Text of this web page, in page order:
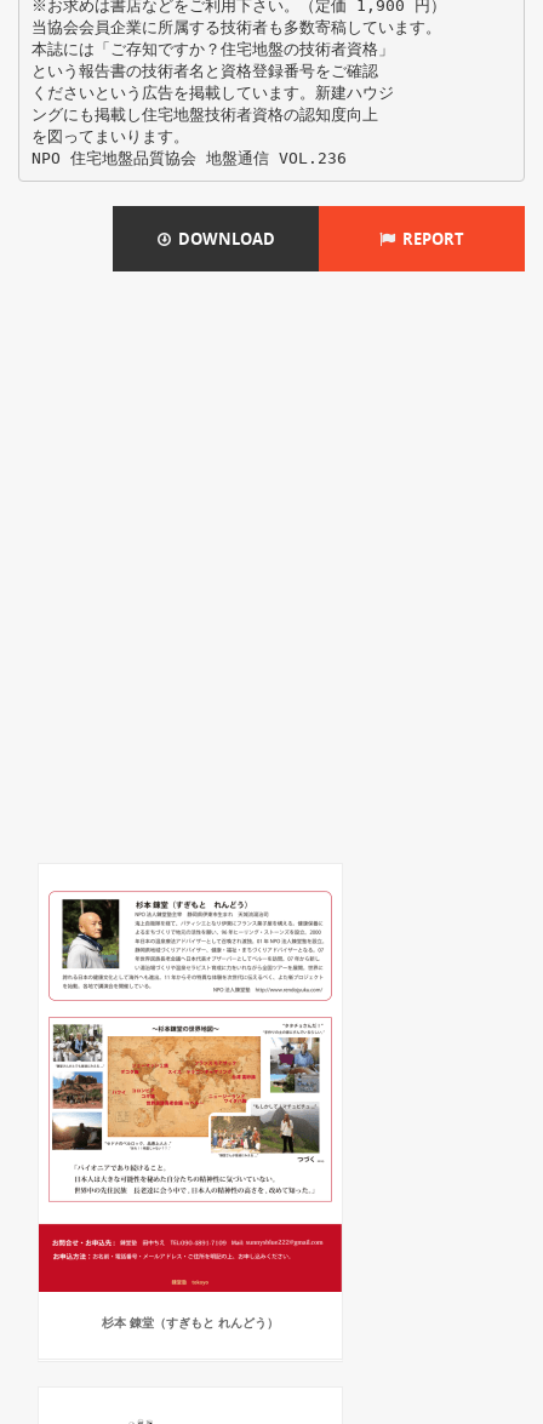
※お求めは書店などをご利用下さい。（定価 1,900 円）
当協会会員企業に所属する技術者も多数寄稿しています。
本誌には「ご存知ですか？住宅地盤の技術者資格」
という報告書の技術者名と資格登録番号をご確認
くださいという広告を掲載しています。新建ハウジ
ングにも掲載し住宅地盤技術者資格の認知度向上
を図ってまいります。
DOWNLOAD REPORT
杉本 錬堂（すぎもと れんどう）